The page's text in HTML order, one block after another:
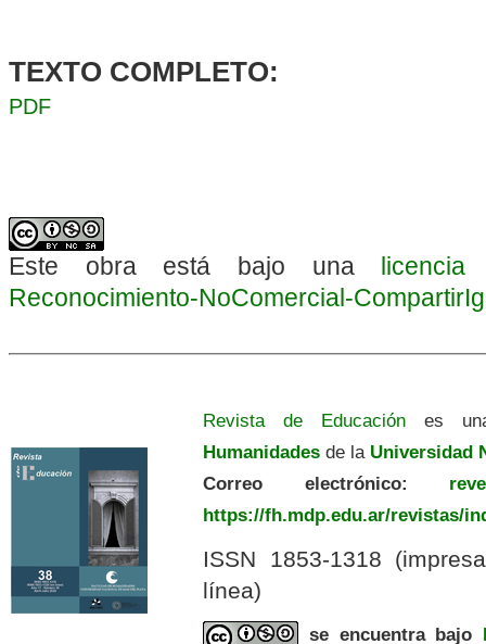
TEXTO COMPLETO:
PDF
Este obra está bajo una
Reconocimiento-NoComercial-
Revista de Educación es
Humanidades de la Universidad
Correo electrónico:
https://fh.mdp.edu.ar/revistas/
ISSN 1853-1318
línea)
se encuentra bajo